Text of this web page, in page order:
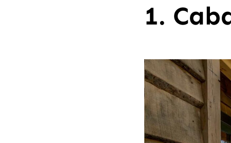
1.